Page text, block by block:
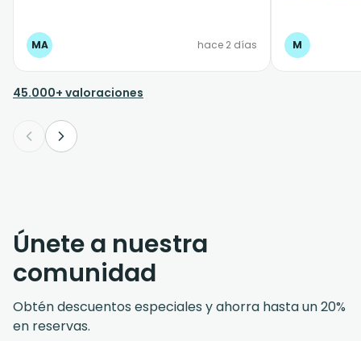
MA hace 2 días
para salir al
Cuando
dijeron que
comentarios
M
45.000+ valoraciones
Únete a nuestra
comunidad
Obtén descuentos especiales y ahorra hasta un 20%
en reservas.